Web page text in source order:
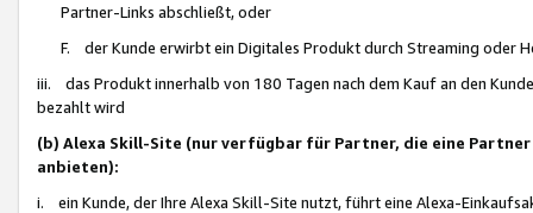
Partner-Links abschließt, oder
F. der Kunde erwirbt ein Digitales Produkt durch Streaming oder
iii. das Produkt innerhalb von 180 Tagen nach dem Kauf an den
bezahlt wird
(b) Alexa Skill-Site (nur verfügbar für Partner, die eine
anbieten):
i. ein Kunde, der Ihre Alexa Skill-Site nutzt, führt eine Alexa-